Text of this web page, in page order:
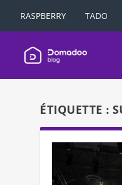
RASPBERRY TADO
ÉTIQUETTE :